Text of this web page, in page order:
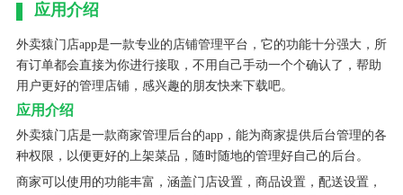
应用介绍
外卖猿门店app是一款专业的店铺管理平台，它的功能十分强大，所
有订单都会直接为你进行接取，不用自己手动一个个确认了，帮助
用户更好的管理店铺，感兴趣的朋友快来下载吧。
应用介绍
外卖猿门店是一款商家管理后台的app，能为商家提供后台管理的各
种权限，以便更好的上架菜品，随时随地的管理好自己的后台。
商家可以使用的功能丰富，涵盖门店设置，商品设置，配送设置，